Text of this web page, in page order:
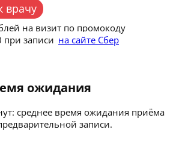
врачу
на визит по промокоду
при записи на сайте Сбер
ожидания
среднее время ожидания приёма
записи.